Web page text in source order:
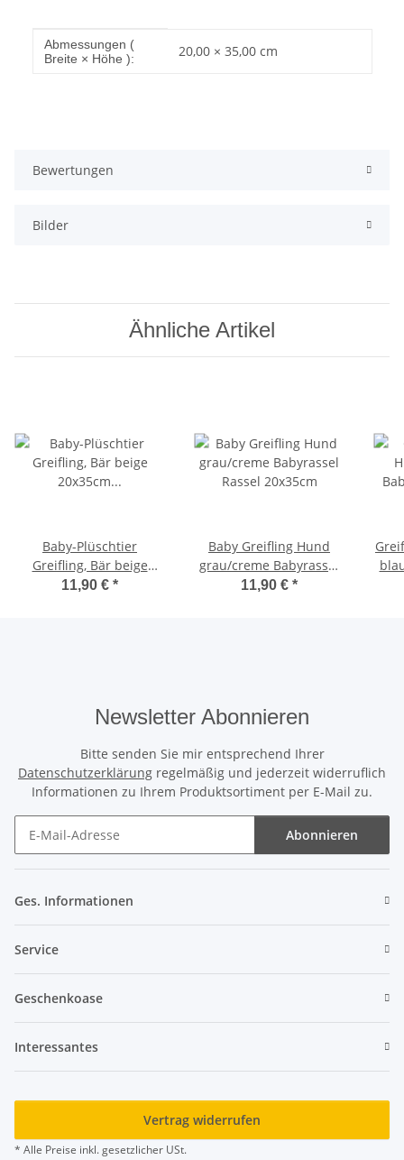
Produkteigenschaft
Wert
Abmessungen (
Breite × Höhe ):
20,00 × 35,00 cm
Bewertungen
Bilder
Ähnliche Artikel
Baby-Plüschtier
Greifling, Bär beige
20x35cm Babyrassel
11,90 € *
Baby Greifling Hund
grau/creme Babyrassel
Rassel 20x35cm
11,90 € *
Newsletter Abonnieren
Bitte senden Sie mir entsprechend Ihrer
Datenschutzerklärung regelmäßig und jederzeit widerruflich
Informationen zu Ihrem Produktsortiment per E-Mail zu.
Abonnieren
Ges. Informationen
Service
Geschenkoase
Interessantes
Vertrag widerrufen
* Alle Preise inkl. gesetzlicher USt.